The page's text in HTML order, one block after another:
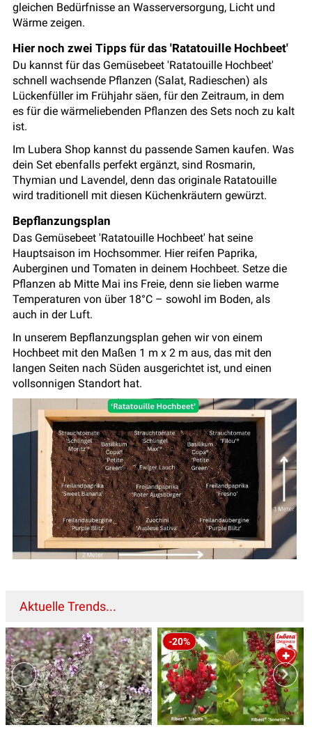
gleichen Bedürfnisse an Wasserversorgung, Licht und
Wärme zeigen.
Hier noch zwei Tipps für das 'Ratatouille Hochbeet'
Du kannst für das Gemüsebeet 'Ratatouille Hochbeet'
schnell wachsende Pflanzen (Salat, Radieschen) als
Lückenfüller im Frühjahr säen, für den Zeitraum, in dem
es für die wärmeliebenden Pflanzen des Sets noch zu kalt
ist.
Im Lubera Shop kannst du passende Samen kaufen. Was
dein Set ebenfalls perfekt ergänzt, sind Rosmarin,
Thymian und Lavendel, denn das originale Ratatouille
wird traditionell mit diesen Küchenkräutern gewürzt.
Bepflanzungsplan
Das Gemüsebeet 'Ratatouille Hochbeet' hat seine
Hauptsaison im Hochsommer. Hier reifen Paprika,
Auberginen und Tomaten in deinem Hochbeet. Setze die
Pflanzen ab Mitte Mai ins Freie, denn sie lieben warme
Temperaturen von über 18°C – sowohl im Boden, als
auch in der Luft.
In unserem Bepflanzungsplan gehen wir von einem
Hochbeet mit den Maßen 1 m x 2 m aus, das mit den
langen Seiten nach Süden ausgerichtet ist, und einen
vollsonnigen Standort hat.
Aktuelle Trends...
-20%